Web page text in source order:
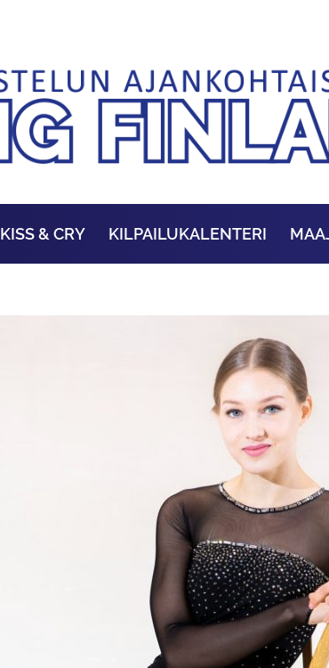
KISS & CRY KILPAILUKALENTERI